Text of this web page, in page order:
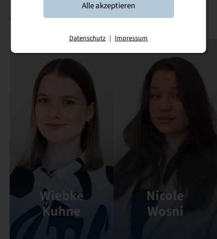
Ansprechpartnerinnen
Wiebke
Kuhne
Nicole
Wosni
Alle akzeptieren
Datenschutz | Impressum